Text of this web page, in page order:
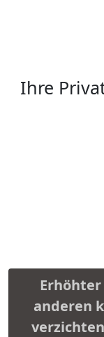
Ihre
anderen